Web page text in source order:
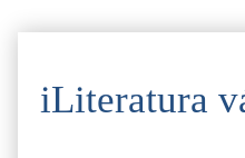
iLiteratura